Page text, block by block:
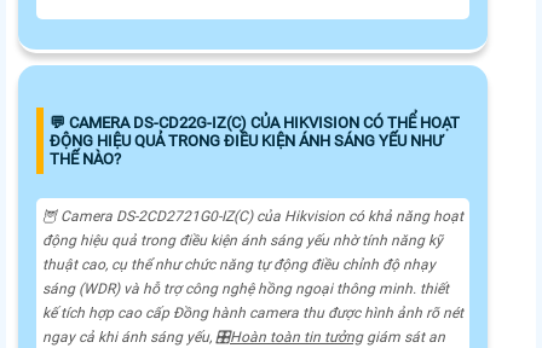
️💬 CAMERA DS-CD22G-IZ(C) CỦA HIKVISION CÓ THỂ HOẠT
ĐỘNG HIỆU QUẢ TRONG ĐIỀU KIỆN ÁNH SÁNG YẾU NHƯ
THẾ NÀO?
🦉 Camera DS-2CD2721G0-IZ(C) của Hikvision có khả năng hoạt
động hiệu quả trong điều kiện ánh sáng yếu nhờ tính năng kỹ
thuật cao, cụ thể như chức năng tự động điều chỉnh độ nhạy
sáng (WDR) và hỗ trợ công nghệ hồng ngoại thông minh. thiết
kế tích hợp cao cấp Đồng hành camera thu được hình ảnh rõ nét
ngay cả khi ánh sáng yếu, 🎛Hoàn toàn tin tưởnggiám sát an